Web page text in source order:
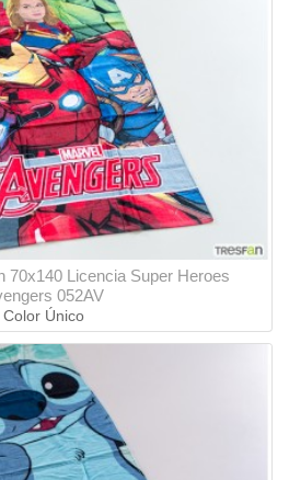
70x140 Licencia Super Heroes
052AV
Color Único